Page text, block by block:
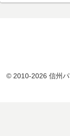
© 2010-2026 信州